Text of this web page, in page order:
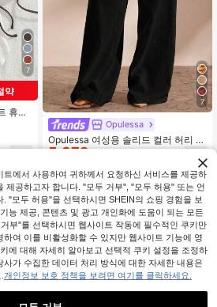
7
약
휴가
7
Opulessa
Opulessa 여성용 솔리드 컬러 허리 타
이 커버업 팬츠 휴가용
5,372
에서 사용하여 귀하께서 요청하신 서비스를 제공하
제공하고자 합니다. "모두 거부", "모두 허용" 또는 언
"모두 허용"을 선택하시면 SHEIN의 쇼핑 경험을 보
능 제공, 콘텐츠 및 광고 개인화에 도움이 되는 모든
부"를 선택하시면 웹사이트 작동에 필수적인 쿠키만
여 이를 비활성화할 수 있지만 웹사이트 기능에 영
에 대해 자세히 알아보고 선택적 쿠키 설정을 조정하
가 수집한 데이터 처리 방식에 대한 자세한 내용은
개인정보 보호 정책을 보려면 여기를 클릭하세요.